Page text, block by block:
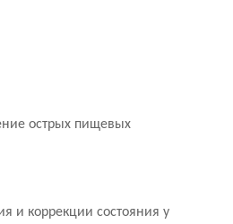
острых пищевых
и коррекции состояния у